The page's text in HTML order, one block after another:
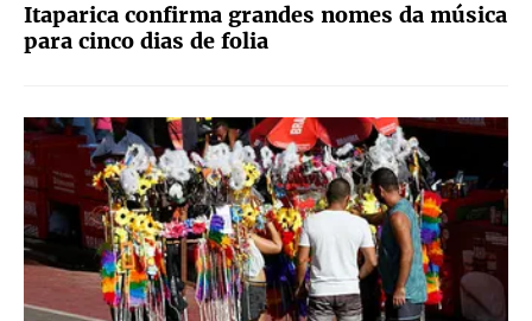
Itaparica confirma grandes nomes da música
para cinco dias de folia